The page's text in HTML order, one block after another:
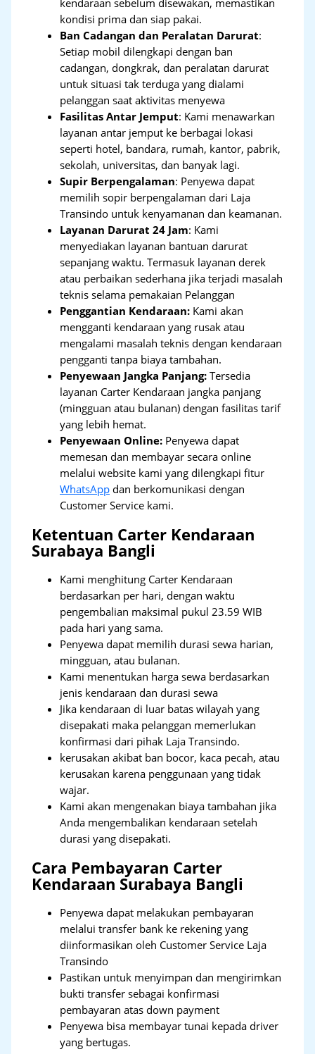
kondisi prima dan siap pakai.
Ban Cadangan dan Peralatan Darurat:
Setiap mobil dilengkapi dengan ban
cadangan, dongkrak, dan peralatan darurat
untuk situasi tak terduga yang dialami
pelanggan saat aktivitas menyewa
Fasilitas Antar Jemput: Kami menawarkan
layanan antar jemput ke berbagai lokasi
seperti hotel, bandara, rumah, kantor, pabrik,
sekolah, universitas, dan banyak lagi.
Supir Berpengalaman: Penyewa dapat
memilih sopir berpengalaman dari Laja
Transindo untuk kenyamanan dan keamanan.
Layanan Darurat 24 Jam: Kami
menyediakan layanan bantuan darurat
sepanjang waktu. Termasuk layanan derek
atau perbaikan sederhana jika terjadi masalah
teknis selama pemakaian Pelanggan
Penggantian Kendaraan: Kami akan
mengganti kendaraan yang rusak atau
mengalami masalah teknis dengan kendaraan
pengganti tanpa biaya tambahan.
Penyewaan Jangka Panjang: Tersedia
layanan Carter Kendaraan jangka panjang
(mingguan atau bulanan) dengan fasilitas tarif
yang lebih hemat.
Penyewaan Online: Penyewa dapat
memesan dan membayar secara online
melalui website kami yang dilengkapi fitur
WhatsApp dan berkomunikasi dengan
Customer Service kami.
Ketentuan Carter Kendaraan
Surabaya Bangli
Kami menghitung Carter Kendaraan
berdasarkan per hari, dengan waktu
pengembalian maksimal pukul 23.59 WIB
pada hari yang sama.
Penyewa dapat memilih durasi sewa harian,
mingguan, atau bulanan.
Kami menentukan harga sewa berdasarkan
jenis kendaraan dan durasi sewa
Jika kendaraan di luar batas wilayah yang
disepakati maka pelanggan memerlukan
konfirmasi dari pihak Laja Transindo.
kerusakan akibat ban bocor, kaca pecah, atau
kerusakan karena penggunaan yang tidak
wajar.
Kami akan mengenakan biaya tambahan jika
Anda mengembalikan kendaraan setelah
durasi yang disepakati.
Cara Pembayaran Carter
Kendaraan Surabaya Bangli
Penyewa dapat melakukan pembayaran
melalui transfer bank ke rekening yang
diinformasikan oleh Customer Service Laja
Transindo
Pastikan untuk menyimpan dan mengirimkan
bukti transfer sebagai konfirmasi
pembayaran atas down payment
Penyewa bisa membayar tunai kepada driver
yang bertugas.